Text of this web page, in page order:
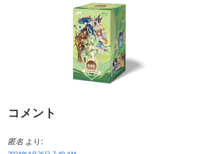
コメント
匿名 より: